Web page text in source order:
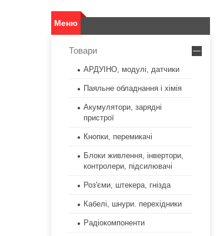
Товари
АРДУІНО, модулі, датчики
Паяльне обладнання і хімія
Акумулятори, зарядні
пристрої
Кнопки, перемикачі
Блоки живлення, інвертори,
контролери, підсилювачі
Роз'єми, штекера, гнізда
Кабелі, шнури. перехідники
Радіокомпоненти